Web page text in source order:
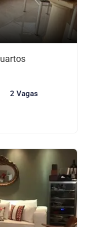
2 Vagas